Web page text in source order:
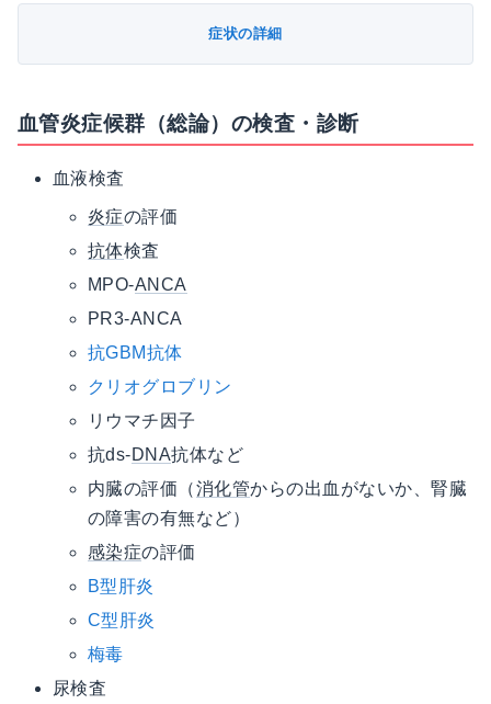
症状の詳細
血管炎症候群（総論）の検査・診断
血液検査
炎症の評価
抗体検査
MPO-ANCA
PR3-ANCA
抗GBM抗体
クリオグロブリン
リウマチ因子
抗ds-DNA抗体など
内臓の評価（消化管からの出血がないか、腎臓
の障害の有無など）
感染症の評価
B型肝炎
C型肝炎
梅毒
尿検査